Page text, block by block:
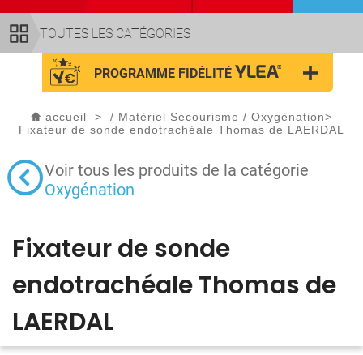
TOUTES LES CATÉGORIES
PROGRAMME FIDÉLITÉ
accueil > / Matériel Secourisme / Oxygénation>
Fixateur de sonde endotrachéale Thomas de LAERDAL
Voir tous les produits de la catégorie
Oxygénation
Fixateur de sonde
endotrachéale Thomas de
LAERDAL